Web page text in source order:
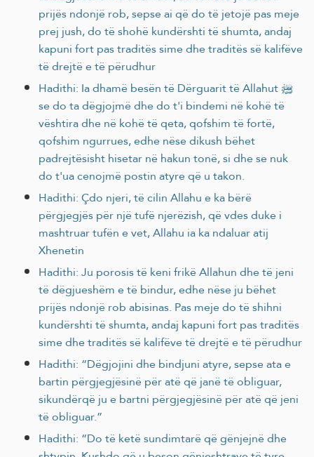
prijës ndonjë rob, sepse ai që do të jetojë pas meje
prej jush, do të shohë kundërshti të shumta, andaj
kapuni fort pas traditës sime dhe traditës së kalifëve
të drejtë e të përudhur
Hadithi: Ia dhamë besën të Dërguarit të Allahut ﷺ
se do ta dëgjojmë dhe do t'i bindemi në kohë të
vështira dhe në kohë të qeta, qofshim të fortë,
qofshim ngurrues, edhe nëse dikush bëhet
padrejtësisht hisetar në hakun tonë, si dhe se nuk
do t'ua cenojmë postin atyre që u takon.
Hadithi: Çdo njeri, të cilin Allahu e ka bërë
përgjegjës për një tufë njerëzish, që vdes duke i
mashtruar tufën e vet, Allahu ia ka ndaluar atij
Xhenetin
Hadithi: Ju porosis të keni frikë Allahun dhe të jeni
të dëgjueshëm e të bindur, edhe nëse ju bëhet
prijës ndonjë rob abisinas. Pas meje do të shihni
kundërshti të shumta, andaj kapuni fort pas traditës
sime dhe traditës së kalifëve të drejtë e të përudhur
Hadithi: “Dëgjojini dhe bindjuni atyre, sepse ata e
bartin përgjegjësinë për atë që janë të obliguar,
sikundërqë ju e bartni përgjegjësinë për atë që jeni
të obliguar.”
Hadithi: “Do të ketë sundimtarë që gënjejnë dhe